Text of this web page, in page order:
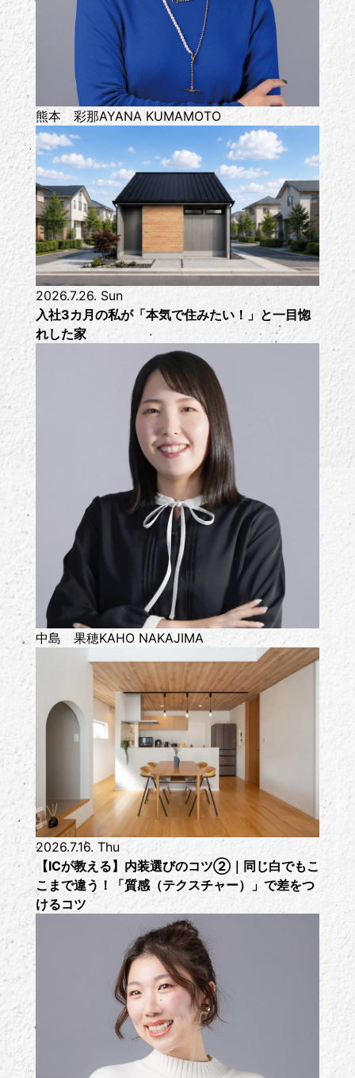
熊本 彩那AYANA KUMAMOTO
2026.7.26. Sun
入社3カ月の私が「本気で住みたい！」と一目惚
れした家
中島 果穂KAHO NAKAJIMA
2026.7.16. Thu
【ICが教える】内装選びのコツ②｜同じ白でもこ
こまで違う！「質感（テクスチャー）」で差をつ
けるコツ